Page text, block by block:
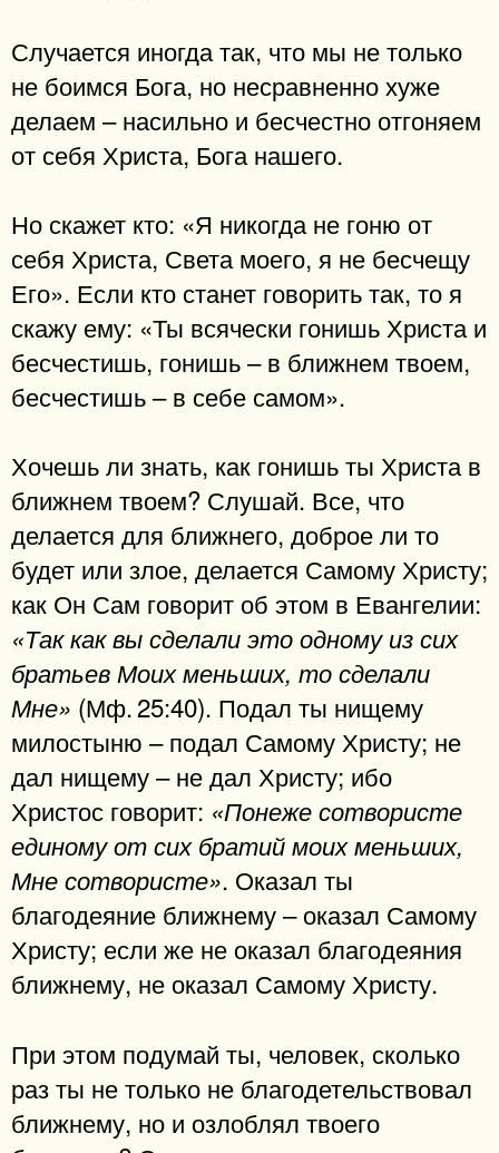
Случается иногда так, что мы не только
не боимся Бога, но несравненно хуже
делаем – насильно и бесчестно отгоняем
от себя Христа, Бога нашего.
Но скажет кто: «Я никогда не гоню от
себя Христа, Света моего, я не бесчещу
Его». Если кто станет говорить так, то я
скажу ему: «Ты всячески гонишь Христа и
бесчестишь, гонишь – в ближнем твоем,
бесчестишь – в себе самом».
Хочешь ли знать, как гонишь ты Христа в
ближнем твоем? Слушай. Все, что
делается для ближнего, доброе ли то
будет или злое, делается Самому Христу;
как Он Сам говорит об этом в Евангелии:
«Так как вы сделали это одному из сих
братьев Моих меньших, то сделали
Мне» (Мф. 25:40). Подал ты нищему
милостыню – подал Самому Христу; не
дал нищему – не дал Христу; ибо
Христос говорит: «Понеже сотвористе
единому от сих братий моих меньших,
Мне сотвористе». Оказал ты
благодеяние ближнему – оказал Самому
Христу; если же не оказал благодеяния
ближнему, не оказал Самому Христу.
При этом подумай ты, человек, сколько
раз ты не только не благодетельствовал
ближнему, но и озлоблял твоего